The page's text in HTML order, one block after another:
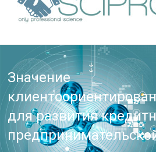
Значение
для развития